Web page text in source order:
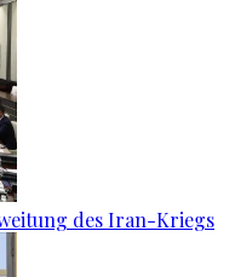
des Iran-Kriegs